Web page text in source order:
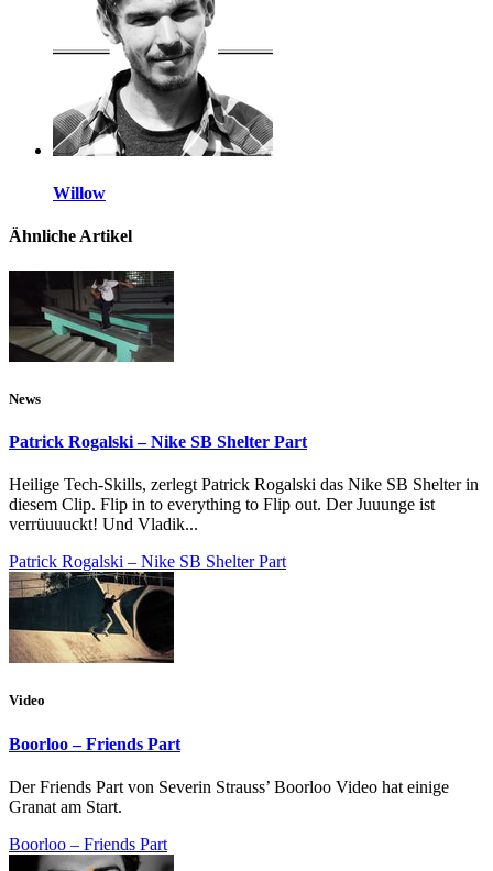
Willow
Ähnliche Artikel
News
Patrick Rogalski – Nike SB Shelter Part
Heilige Tech-Skills, zerlegt Patrick Rogalski das Nike SB Shelter in
diesem Clip. Flip in to everything to Flip out. Der Juuunge ist
verrüuuuckt! Und Vladik...
Patrick Rogalski – Nike SB Shelter Part
Video
Boorloo – Friends Part
Der Friends Part von Severin Strauss’ Boorloo Video hat einige
Granat am Start.
Boorloo – Friends Part